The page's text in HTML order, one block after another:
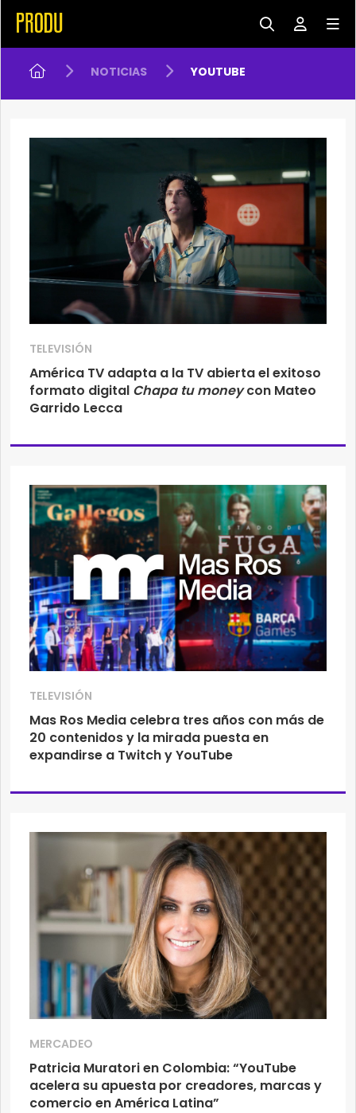
NOTICIAS YOUTUBE
TELEVISIÓN
América TV adapta a la TV abierta el exitoso
formato digital Chapa tu moneycon Mateo
Garrido Lecca
TELEVISIÓN
Mas Ros Media celebra tres años con más de
20 contenidos y la mirada puesta en
expandirse a Twitch y YouTube
MERCADEO
Patricia Muratori en Colombia: “YouTube
acelera su apuesta por creadores, marcas y
comercio en América Latina”